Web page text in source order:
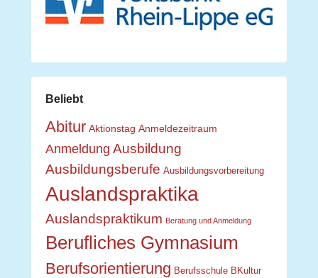
Beliebt
Abitur Aktionstag Anmeldezeitraum
Anmeldung Ausbildung
Ausbildungsberufe Ausbildungsvorbereitung
Auslandspraktika
Auslandspraktikum Beratung und Anmeldung
Berufliches Gymnasium
Berufsorientierung Berufsschule BKultur